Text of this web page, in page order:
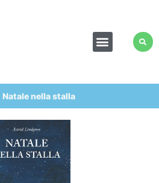
Natale nella stalla